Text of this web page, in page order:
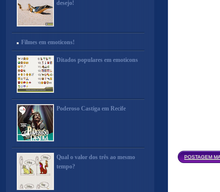
POSTAGEM
desejo!
Filmes em emoticons!
Ditados populares em emoticons
Poderoso Castiga em Recife
Qual o valor dos três ao mesmo
tempo?